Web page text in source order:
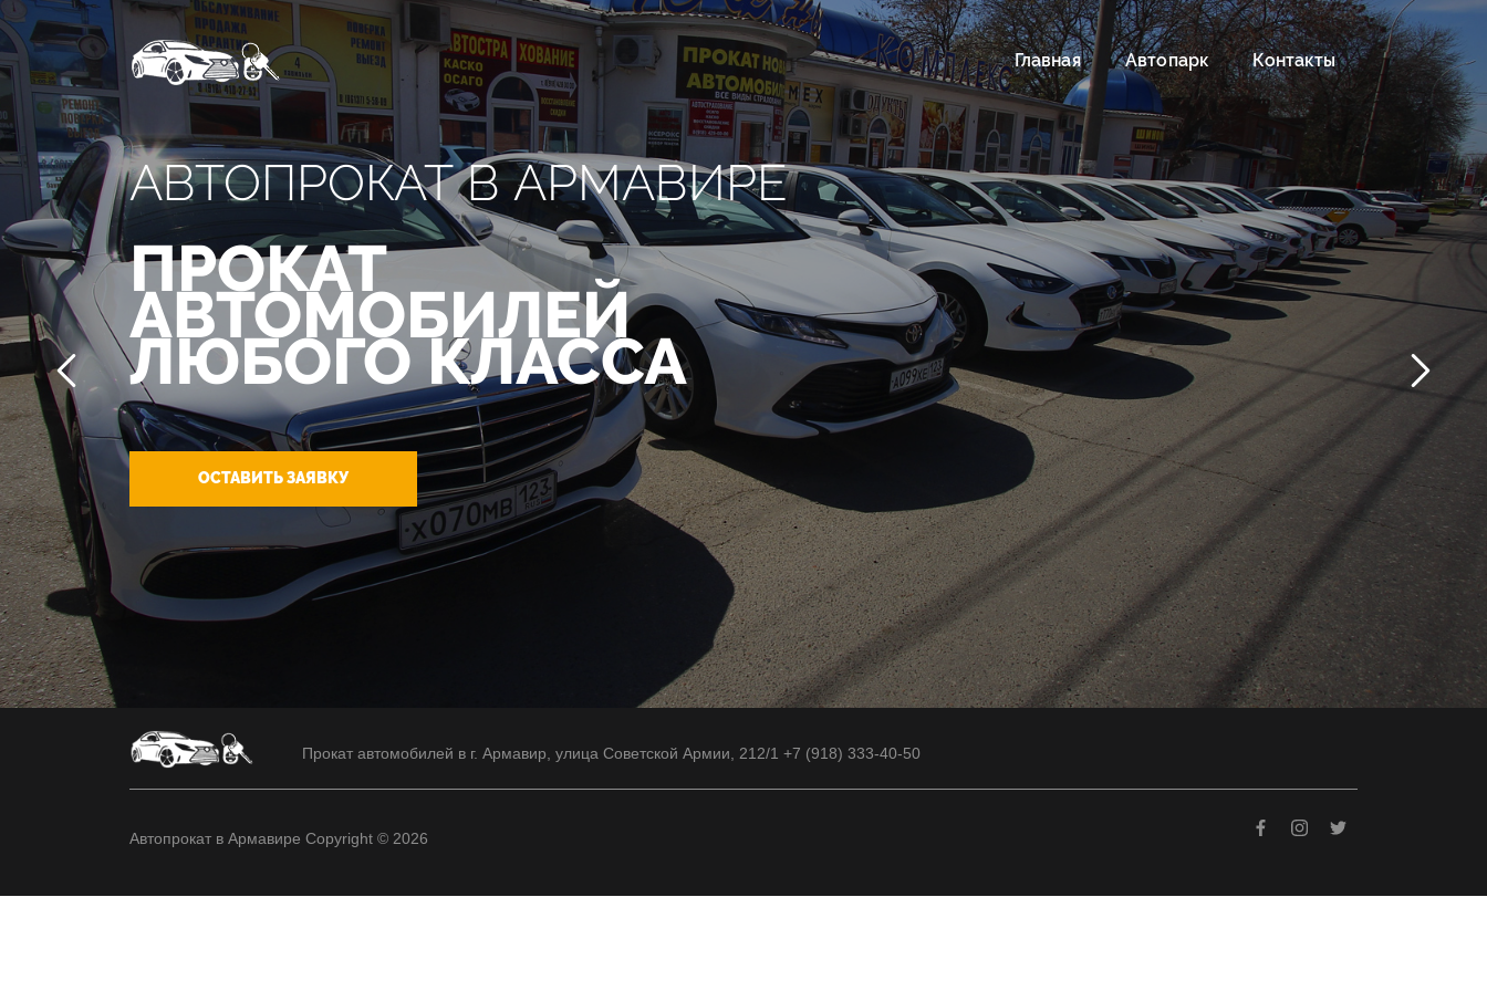
Главная Автопарк Контакты
АВТОПРОКАТ В АРМАВИРЕ
ПРОКАТ
АВТОМОБИЛЕЙ
ЛЮБОГО КЛАССА
ОСТАВИТЬ ЗАЯВКУ
Прокат автомобилей в г. Армавир, улица Советской Армии, 212/1 +7 (918) 333-40-50
Автопрокат в Армавире Copyright © 2026